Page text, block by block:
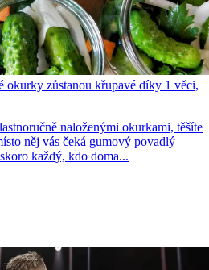
okurky zůstanou křupavé díky 1 věci,
naloženými okurkami, těšíte
něj vás čeká gumový povadlý
každý, kdo doma...